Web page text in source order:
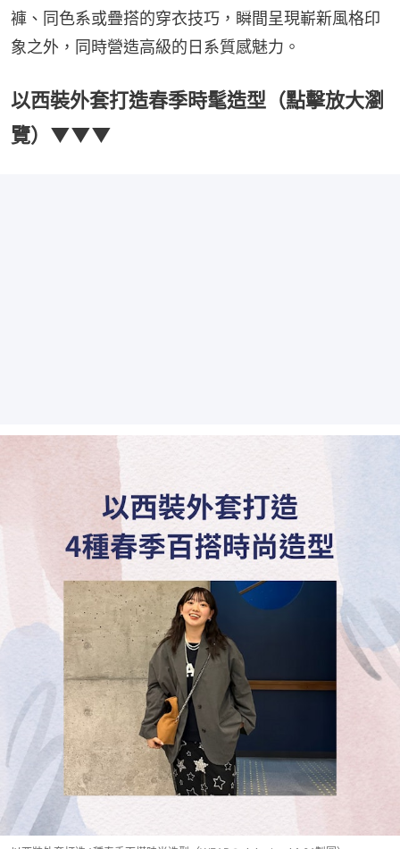
褲、同色系或疊搭的穿衣技巧，瞬間呈現嶄新風格印
象之外，同時營造高級的日系質感魅力。
以西裝外套打造春季時髦造型（點擊放大瀏
覽）▼▼▼